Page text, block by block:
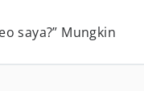
saya?” Mungkin